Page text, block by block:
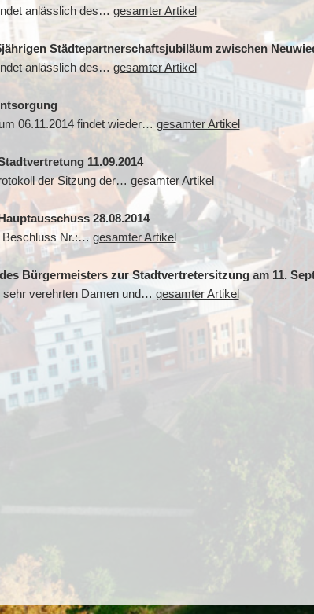
anlässlich des… gesamter Artikel
Städtepartnerschaftsjubiläum zwischen
anlässlich des… gesamter Artikel
06.11.2014 findet wieder… gesamter Artikel
11.09.2014
der Sitzung der… gesamter Artikel
28.08.2014
Beschluss Nr.:… gesamter Artikel
Bürgermeisters zur Stadtvertretersitzung am 11.
sehr verehrten Damen und… gesamter Artikel